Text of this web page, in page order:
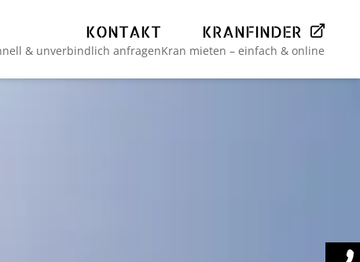
KONTAKT
& unverbindlich anfragen
KRANFINDER
Kran mieten – einfach & online